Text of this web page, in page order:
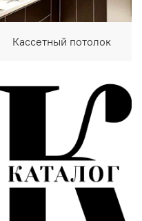
Кассетный потолок